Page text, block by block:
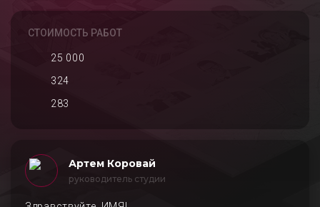
СТОИМОСТЬ РАБОТ
25 000
324
283
Артем Коровай
руководитель студии